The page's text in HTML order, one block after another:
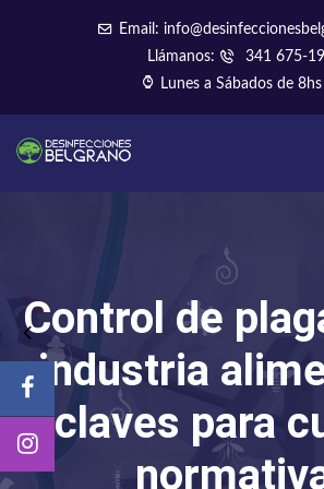
Email:
Llámanos:
341 675-
Lunes a Sábados de
Control de
industria
claves para